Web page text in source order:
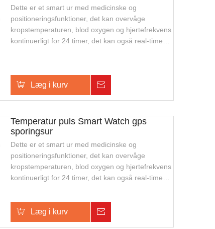
Dette er et smart ur med medicinske og
positioneringsfunktioner, det kan overvåge
kropstemperaturen, blod oxygen og hjertefrekvens
kontinuerligt for 24 timer, det kan også real-time
til udendørs sikkerhedssporing og overvågning af
ældre eller enkeltpersoner.
Læg i kurv
Temperatur puls Smart Watch gps
sporingsur
Dette er et smart ur med medicinske og
positioneringsfunktioner, det kan overvåge
kropstemperaturen, blod oxygen og hjertefrekvens
kontinuerligt for 24 timer, det kan også real-time
til udendørs sikkerhedssporing og overvågning af
ældre eller enkeltpersoner.
Læg i kurv